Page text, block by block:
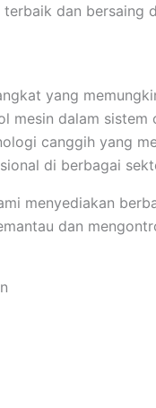
dan bersaing
yang
mesin dalam sistem
canggih yang
di berbagai
menyediakan
dan